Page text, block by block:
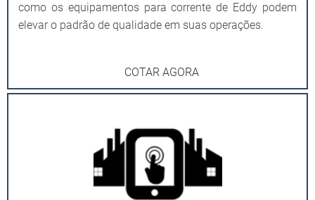
como os equipamentos para corrente de Eddy podem
elevar o padrão de qualidade em suas operações.
COTAR AGORA